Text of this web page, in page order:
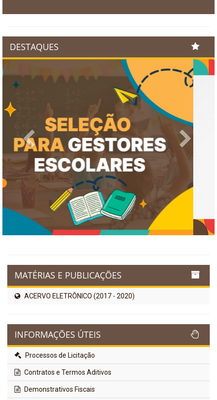
DESTAQUES
Previous
MATÉRIAS E PUBLICAÇÕES
ACERVO ELETRÔNICO (2017 - 2020)
INFORMAÇÕES ÚTEIS
Processos de Licitação
Contratos e Termos Aditivos
Demonstrativos Fiscais